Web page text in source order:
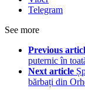
Telegram
See more
Previous
puternic în
Next article
bărbați din